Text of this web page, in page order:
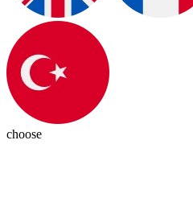
choose